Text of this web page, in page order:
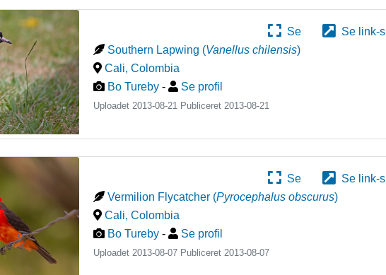
Se
Se link-
Southern Lapwing (Vanellus chilensis)
Cali,Colombia
Bo Tureby - Se profil
Uploadet 2013-08-21 Publiceret 2013-08-21
Se
Se link-
Vermilion Flycatcher (Pyrocephalus obscurus)
Cali,Colombia
Bo Tureby - Se profil
Uploadet 2013-08-07 Publiceret 2013-08-07